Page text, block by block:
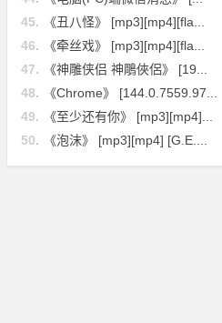
45.
《丑八怪》 [mp3][mp4][fla...
46.
《牵丝戏》 [mp3][mp4][fla...
47.
《神雕侠侣 神鵰俠侶》 [19...
48.
《Chrome》 [144.0.7559.97...
49.
《至少还有你》 [mp3][mp4]...
50. 《泡沫》 [mp3][mp4] [G.E....